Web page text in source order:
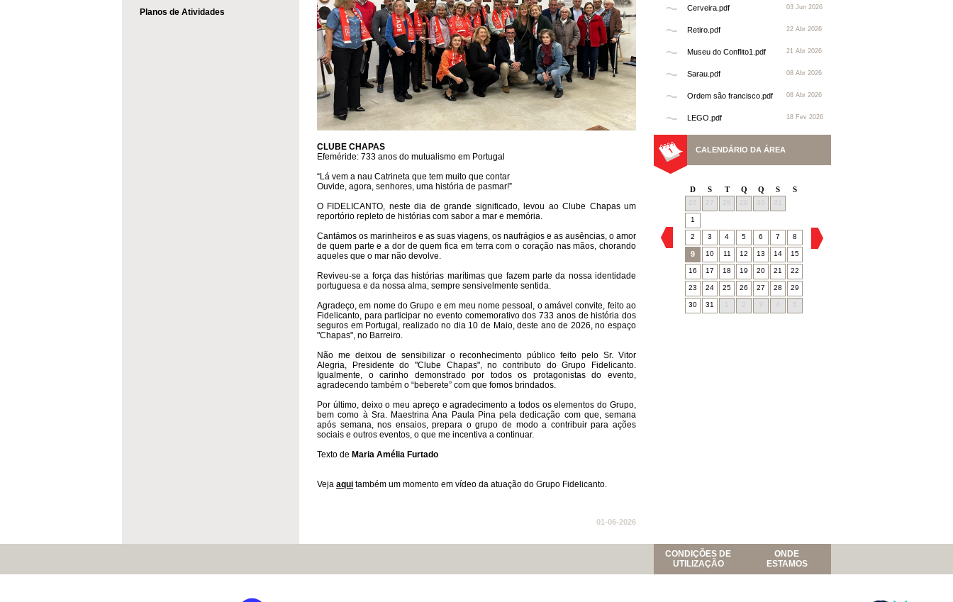
Planos de Atividades
CLUBE CHAPAS
Efeméride: 733 anos do mutualismo em Portugal
“Lá vem a nau Catrineta que tem muito que contar
Ouvide, agora, senhores, uma história de pasmar!”
O FIDELICANTO, neste dia de grande significado, levou ao Clube Chapas um
reportório repleto de histórias com sabor a mar e memória.
Cantámos os marinheiros e as suas viagens, os naufrágios e as ausências, o amor
de quem parte e a dor de quem fica em terra com o coração nas mãos, chorando
aqueles que o mar não devolve.
Reviveu-se a força das histórias marítimas que fazem parte da nossa identidade
portuguesa e da nossa alma, sempre sensivelmente sentida.
Agradeço, em nome do Grupo e em meu nome pessoal, o amável convite, feito ao
Fidelicanto, para participar no evento comemorativo dos 733 anos de história dos
seguros em Portugal, realizado no dia 10 de Maio, deste ano de 2026, no espaço
"Chapas", no Barreiro.
Não me deixou de sensibilizar o reconhecimento público feito pelo Sr. Vitor
Alegria, Presidente do "Clube Chapas", no contributo do Grupo Fidelicanto.
Igualmente, o carinho demonstrado por todos os protagonistas do evento,
agradecendo também o “beberete” com que fomos brindados.
Por último, deixo o meu apreço e agradecimento a todos os elementos do Grupo,
bem como à Sra. Maestrina Ana Paula Pina pela dedicação com que, semana
após semana, nos ensaios, prepara o grupo de modo a contribuir para ações
sociais e outros eventos, o que me incentiva a continuar.
Texto de Maria Amélia Furtado
Veja aqui​ também um momento em vídeo da atuação do Grupo Fidelicanto.​
01-06-2026
Cerveira.pdf 03 Jun 2026
Retiro.pdf 22 Abr 2026
Museu do Conflito1.pdf 21 Abr 2026
Sarau.pdf 08 Abr 2026
Ordem são francisco.pdf 08 Abr 2026
LEGO.pdf 18 Fev 2026
CALENDÁRIO DA ÁREA
D S T Q Q S
S
1
2 3 4 5 6 7 8
9 10 11 12 13 14 15
16 17 18 19 20 21 22
23 24 25 26 27 28 29
30 31
CONDIÇÕES DE
UTILIZAÇÃO
ONDE
ESTAMOS